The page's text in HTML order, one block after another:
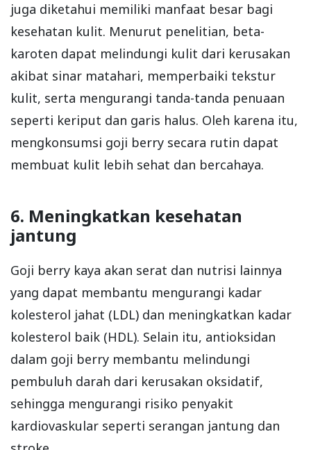
juga diketahui memiliki manfaat besar bagi
kesehatan kulit. Menurut penelitian, beta-
karoten dapat melindungi kulit dari kerusakan
akibat sinar matahari, memperbaiki tekstur
kulit, serta mengurangi tanda-tanda penuaan
seperti keriput dan garis halus. Oleh karena itu,
mengkonsumsi goji berry secara rutin dapat
membuat kulit lebih sehat dan bercahaya.
6. Meningkatkan kesehatan
jantung
Goji berry kaya akan serat dan nutrisi lainnya
yang dapat membantu mengurangi kadar
kolesterol jahat (LDL) dan meningkatkan kadar
kolesterol baik (HDL). Selain itu, antioksidan
dalam goji berry membantu melindungi
pembuluh darah dari kerusakan oksidatif,
sehingga mengurangi risiko penyakit
kardiovaskular seperti serangan jantung dan